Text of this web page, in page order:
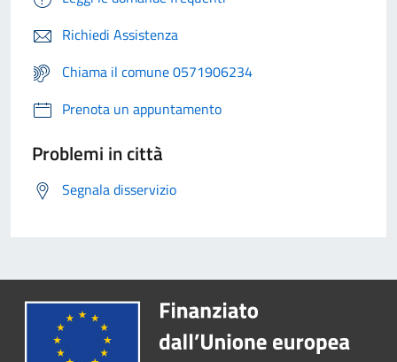
Richiedi Assistenza
Chiama il comune 0571906234
Prenota un appuntamento
Problemi in città
Segnala disservizio